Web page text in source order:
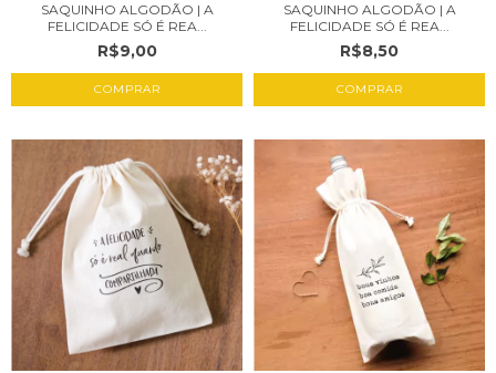
SAQUINHO ALGODÃO | A
FELICIDADE SÓ É REA...
R$9,00
COMPRAR
SAQUINHO ALGODÃO | A
FELICIDADE SÓ É REA...
R$8,50
COMPRAR